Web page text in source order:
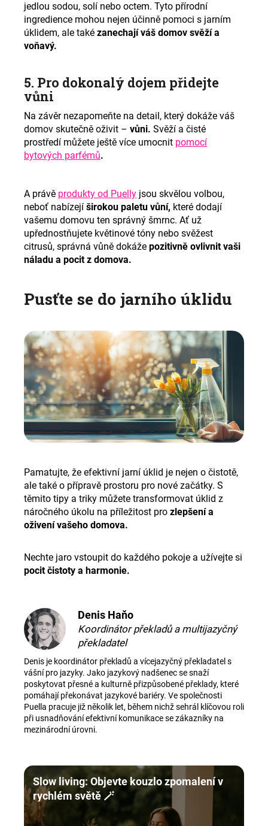
jedlou sodou, solí nebo octem. Tyto přírodní
ingredience mohou nejen účinně pomoci s jarním
úklidem, ale také zanechají váš domov svěží a
voňavý.
5. Pro dokonalý dojem přidejte
vůni
Na závěr nezapomeňte na detail, který dokáže váš
domov skutečně oživit – vůni. Svěží a čisté
prostředí můžete ještě více umocnit pomocí
bytových parfémů.
A právě produkty od Puelly jsou skvělou volbou,
neboť nabízejí širokou paletu vůní, které dodají
vašemu domovu ten správný šmrnc. Ať už
upřednostňujete květinové tóny nebo svěžest
citrusů, správná vůně dokáže pozitivně ovlivnit vaši
náladu a pocit z domova.
Pusťte se do jarního úklidu
Pamatujte, že efektivní jarní úklid je nejen o čistotě,
ale také o přípravě prostoru pro nové začátky. S
těmito tipy a triky můžete transformovat úklid z
náročného úkolu na příležitost pro zlepšení a
oživení vašeho domova.
Nechte jaro vstoupit do každého pokoje a užívejte si
pocit čistoty a harmonie.
Denis Haňo
Koordinátor překladů a multijazyčný
překladatel
Denis je koordinátor překladů a vícejazyčný překladatel s
vášní pro jazyky. Jako jazykový nadšenec se snaží
poskytovat přesné a kulturně přizpůsobené překlady, které
pomáhají překonávat jazykové bariéry. Ve společnosti
Puella pracuje již několik let, během nichž sehrál klíčovou roli
při usnadňování efektivní komunikace se zákazníky na
mezinárodní úrovni.
Slow living: Objevte kouzlo zpomalení v
rychlém světě 🪄